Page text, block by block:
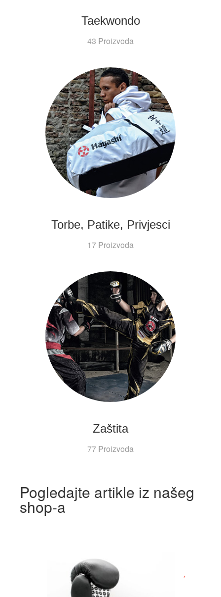
Taekwondo
43 Proizvoda
Torbe, Patike, Privjesci
17 Proizvoda
Zaštita
77 Proizvoda
Pogledajte artikle iz našeg
shop-a